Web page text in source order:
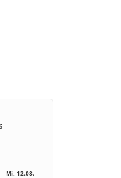
Mi, 12.08.